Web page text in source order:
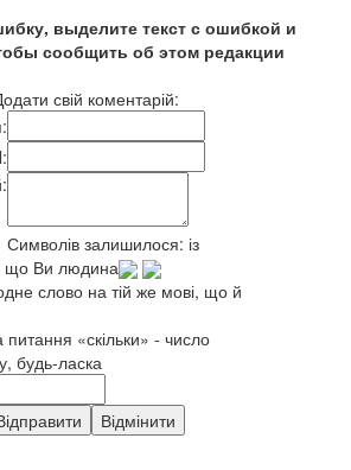
выделите текст с ошибкой и
сообщить об этом редакции
свій коментарій:
Символів залишилося: із
що Ви людина
слово на тій же мові, що й
питання «скільки» - число
будь-ласка